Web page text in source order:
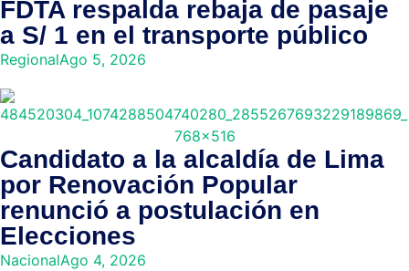
FDTA respalda rebaja de pasaje
a S/ 1 en el transporte público
RegionalAgo 5, 2026
Candidato a la alcaldía de Lima
por Renovación Popular
renunció a postulación en
Elecciones
NacionalAgo 4, 2026